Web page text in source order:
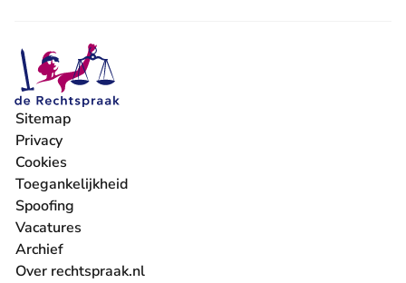
Sitemap
Privacy
Cookies
Toegankelijkheid
Spoofing
Vacatures
- U verlaat Rechtspraak.nl
Archief
Over rechtspraak.nl